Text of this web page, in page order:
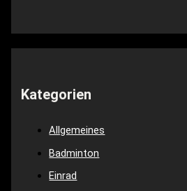
Kategorien
Allgemeines
Badminton
Einrad